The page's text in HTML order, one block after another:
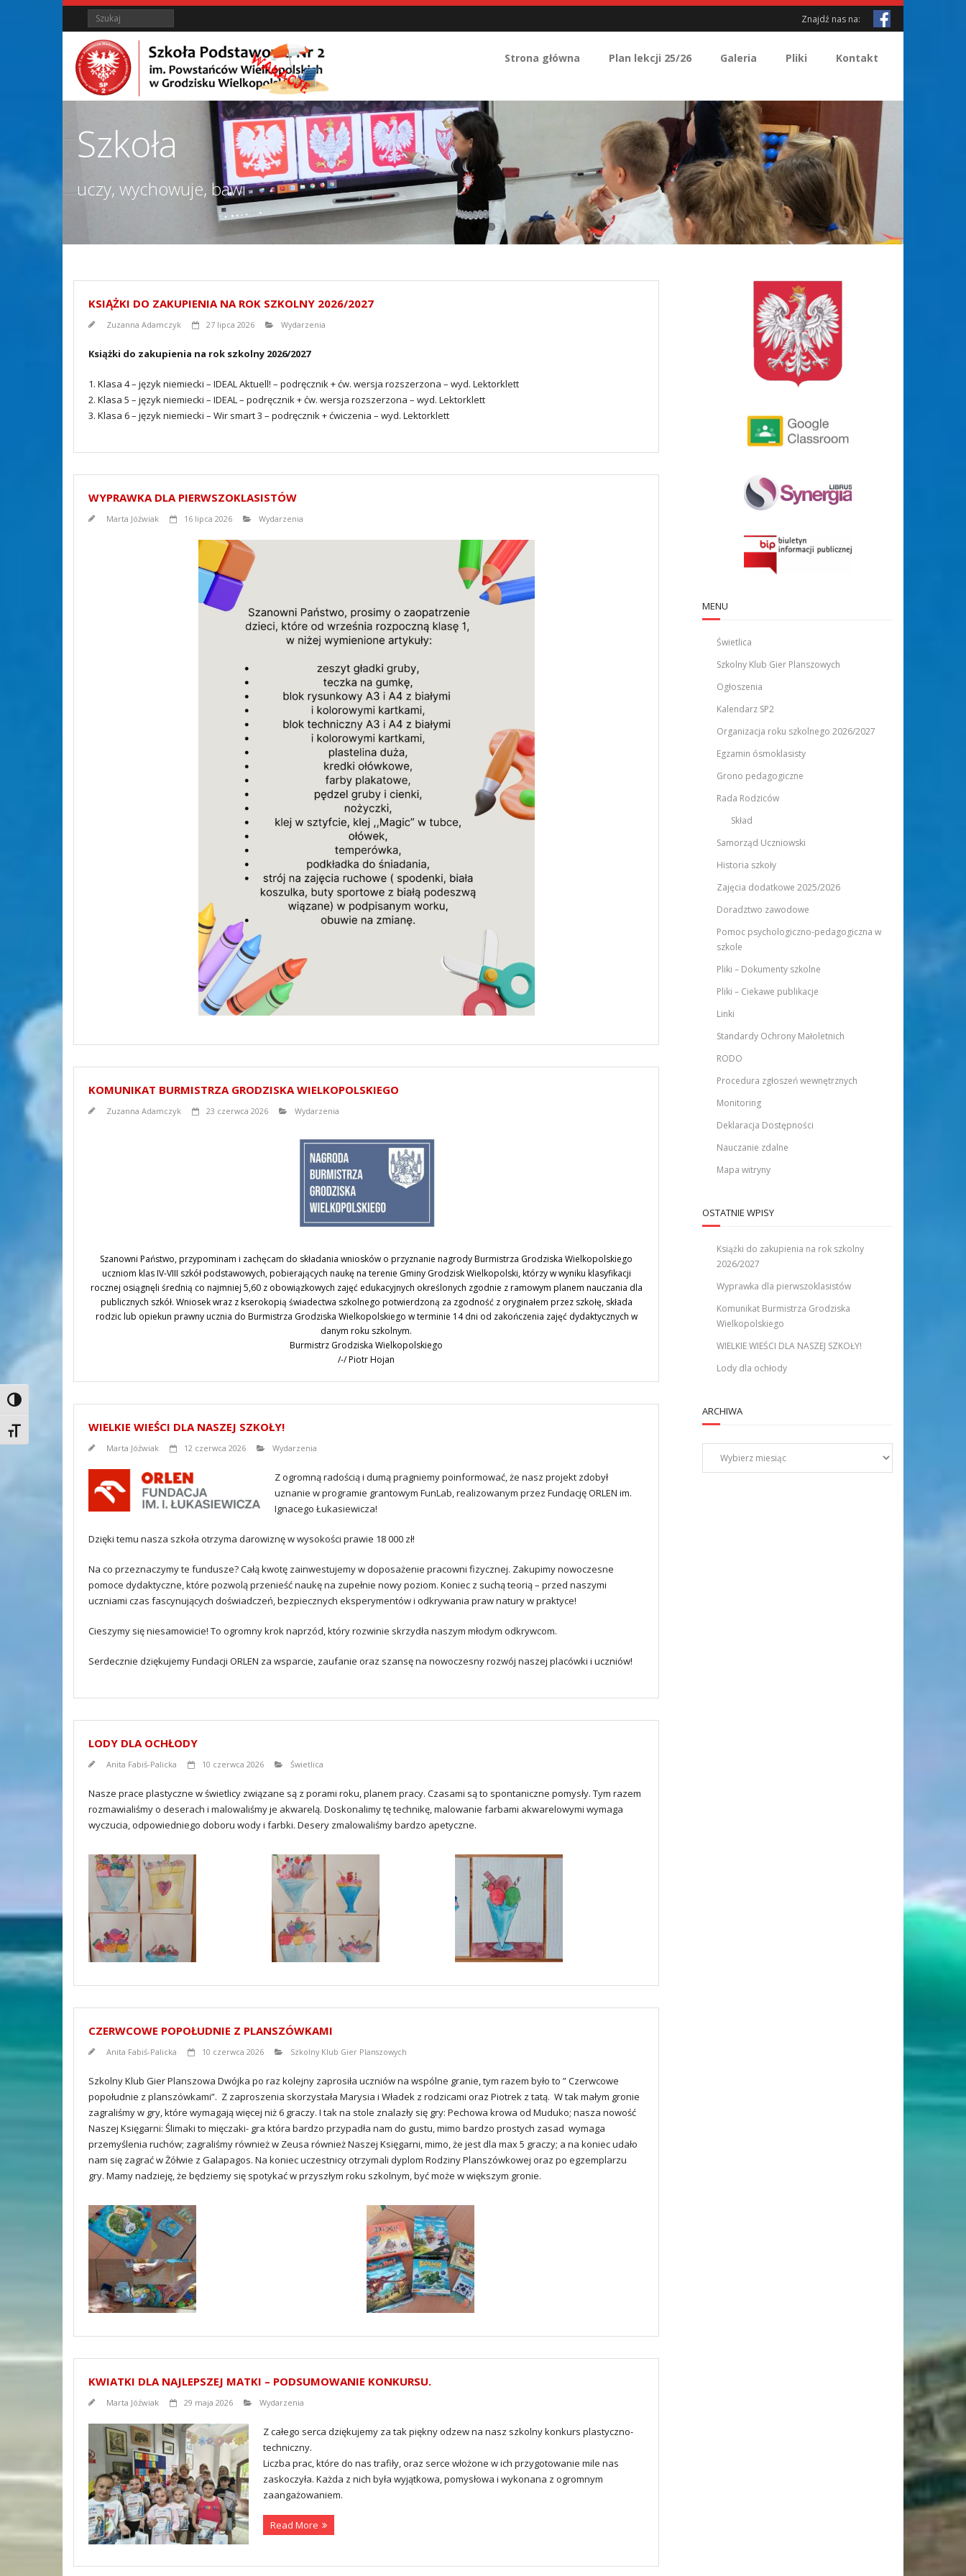
Toggle High Contrast
Toggle Font size
Skip
content
Search Znajdź nas na:
Strona główna Plan lekcji 25/26 Galeria Pliki Kontakt
Szkoła
uczy, wychowuje, bawi
KSIĄŻKI DO ZAKUPIENIA NA ROK SZKOLNY 2026/2027
Zuzanna Adamczyk 27 lipca 2026 Wydarzenia
Książki do zakupienia na rok szkolny 2026/2027
1. Klasa 4 – język niemiecki – IDEAL Aktuell! – podręcznik + ćw. wersja rozszerzona – wyd. Lektorklett
2. Klasa 5 – język niemiecki – IDEAL – podręcznik + ćw. wersja rozszerzona – wyd. Lektorklett
3. Klasa 6 – język niemiecki – Wir smart 3 – podręcznik + ćwiczenia – wyd. Lektorklett
WYPRAWKA DLA PIERWSZOKLASISTÓW
Marta Jóźwiak 16 lipca 2026 Wydarzenia
KOMUNIKAT BURMISTRZA GRODZISKA WIELKOPOLSKIEGO
Zuzanna Adamczyk 23 czerwca 2026 Wydarzenia
Szanowni Państwo, przypominam i zachęcam do składania wniosków o przyznanie nagrody Burmistrza Grodziska Wielkopolskiego
uczniom klas IV-VIII szkół podstawowych, pobierających naukę na terenie Gminy Grodzisk Wielkopolski, którzy w wyniku klasyfikacji
rocznej osiągnęli średnią co najmniej 5,60 z obowiązkowych zajęć edukacyjnych określonych zgodnie z ramowym planem nauczania dla
publicznych szkół. Wniosek wraz z kserokopią świadectwa szkolnego potwierdzoną za zgodność z oryginałem przez szkołę, składa
rodzic lub opiekun prawny ucznia do Burmistrza Grodziska Wielkopolskiego w terminie 14 dni od zakończenia zajęć dydaktycznych w
danym roku szkolnym.
Burmistrz Grodziska Wielkopolskiego
/-/ Piotr Hojan
WIELKIE WIEŚCI DLA NASZEJ SZKOŁY!
Marta Jóźwiak 12 czerwca 2026 Wydarzenia
Z ogromną radością i dumą pragniemy poinformować, że nasz projekt zdobył
uznanie w programie grantowym FunLab, realizowanym przez Fundację ORLEN im.
Ignacego Łukasiewicza!
Dzięki temu nasza szkoła otrzyma darowiznę w wysokości prawie 18 000 zł!
Na co przeznaczymy te fundusze? Całą kwotę zainwestujemy w doposażenie pracowni fizycznej. Zakupimy nowoczesne
pomoce dydaktyczne, które pozwolą przenieść naukę na zupełnie nowy poziom. Koniec z suchą teorią – przed naszymi
uczniami czas fascynujących doświadczeń, bezpiecznych eksperymentów i odkrywania praw natury w praktyce!
Cieszymy się niesamowicie! To ogromny krok naprzód, który rozwinie skrzydła naszym młodym odkrywcom.
Serdecznie dziękujemy Fundacji ORLEN za wsparcie, zaufanie oraz szansę na nowoczesny rozwój naszej placówki i uczniów!
LODY DLA OCHŁODY
Anita Fabiś-Palicka 10 czerwca 2026 Świetlica
Nasze prace plastyczne w świetlicy związane są z porami roku, planem pracy. Czasami są to spontaniczne pomysły. Tym razem
rozmawialiśmy o deserach i malowaliśmy je akwarelą. Doskonalimy tę technikę, malowanie farbami akwarelowymi wymaga
wyczucia, odpowiedniego doboru wody i farbki. Desery zmalowaliśmy bardzo apetyczne.
CZERWCOWE POPOŁUDNIE Z PLANSZÓWKAMI
Anita Fabiś-Palicka 10 czerwca 2026 Szkolny Klub Gier Planszowych
Szkolny Klub Gier Planszowa Dwójka po raz kolejny zaprosiła uczniów na wspólne granie, tym razem było to ” Czerwcowe
popołudnie z planszówkami”. Z zaproszenia skorzystała Marysia i Władek z rodzicami oraz Piotrek z tatą. W tak małym gronie
zagraliśmy w gry, które wymagają więcej niż 6 graczy. I tak na stole znalazły się gry: Pechowa krowa od Muduko; nasza nowość
Naszej Księgarni: Ślimaki to mięczaki- gra która bardzo przypadła nam do gustu, mimo bardzo prostych zasad wymaga
przemyślenia ruchów; zagraliśmy również w Zeusa również Naszej Księgarni, mimo, że jest dla max 5 graczy; a na koniec udało
nam się zagrać w Żółwie z Galapagos. Na koniec uczestnicy otrzymali dyplom Rodziny Planszówkowej oraz po egzemplarzu
gry. Mamy nadzieję, że będziemy się spotykać w przyszłym roku szkolnym, być może w większym gronie.
KWIATKI DLA NAJLEPSZEJ MATKI – PODSUMOWANIE KONKURSU.
Marta Jóźwiak 29 maja 2026 Wydarzenia
Z całego serca dziękujemy za tak piękny odzew na nasz szkolny konkurs plastyczno-
techniczny.
Liczba prac, które do nas trafiły, oraz serce włożone w ich przygotowanie mile nas
zaskoczyła. Każda z nich była wyjątkowa, pomysłowa i wykonana z ogromnym
zaangażowaniem.
Read More
MENU
Świetlica
Szkolny Klub Gier Planszowych
Ogłoszenia
Kalendarz SP2
Organizacja roku szkolnego 2026/2027
Egzamin ósmoklasisty
Grono pedagogiczne
Rada Rodziców
Skład
Samorząd Uczniowski
Historia szkoły
Zajęcia dodatkowe 2025/2026
Doradztwo zawodowe
Pomoc psychologiczno-pedagogiczna w
szkole
Pliki – Dokumenty szkolne
Pliki – Ciekawe publikacje
Linki
Standardy Ochrony Małoletnich
RODO
Procedura zgłoszeń wewnętrznych
Monitoring
Deklaracja Dostępności
Nauczanie zdalne
Mapa witryny
OSTATNIE WPISY
Książki do zakupienia na rok szkolny
2026/2027
Wyprawka dla pierwszoklasistów
Komunikat Burmistrza Grodziska
Wielkopolskiego
WIELKIE WIEŚCI DLA NASZEJ SZKOŁY!
Lody dla ochłody
ARCHIWA
Archiwa